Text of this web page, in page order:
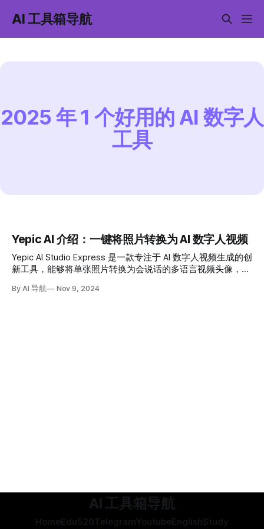
AI 工具箱导航
2025 年 1 个好用的 AI 数字人
工具
Yepic AI 介绍：一键将照片转换为 AI 数字人视频
Yepic AI Studio Express 是一款专注于 AI 数字人视频生成的创
新工具，能够将单张照片转换为会说话的多语言视频头像，为
By AI 导航 Nov 9, 2024
AI 工具箱导航
HomeEdu520TelegramYoutubeEnglishStudy